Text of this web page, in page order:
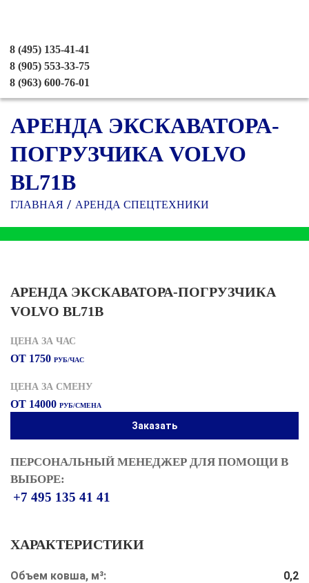
8 (495) 135-41-41
8 (905) 553-33-75
8 (963) 600-76-01
АРЕНДА ЭКСКАВАТОРА-
ПОГРУЗЧИКА VOLVO
BL71B
ГЛАВНАЯ АРЕНДА СПЕЦТЕХНИКИ
АРЕНДА ЭКСКАВАТОРА-ПОГРУЗЧИКА
VOLVO BL71B
ЦЕНА ЗА ЧАС
ОТ 1750 РУБ/ЧАС
ЦЕНА ЗА СМЕНУ
ОТ 14000 РУБ/СМЕНА
Заказать
ПЕРСОНАЛЬНЫЙ МЕНЕДЖЕР ДЛЯ ПОМОЩИ В
ВЫБОРЕ:
+7 495 135 41 41
ХАРАКТЕРИСТИКИ
Объем ковша, м³: 0,2